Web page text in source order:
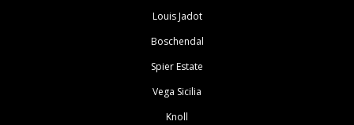
Louis Jadot
Boschendal
Spier Estate
Vega Sicilia
Knoll